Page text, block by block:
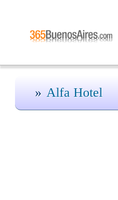
Alfa Hotel